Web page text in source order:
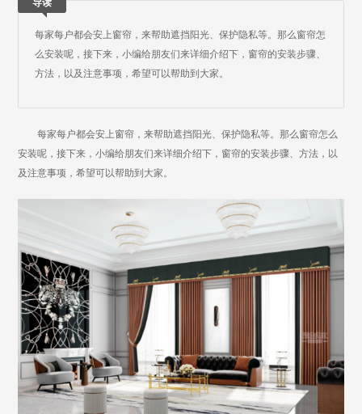
每家每户都会安上窗帘，来帮助遮挡阳光、保护隐私等。那么窗帘怎
么安装呢，接下来，小编给朋友们来详细介绍下，窗帘的安装步骤、
方法，以及注意事项，希望可以帮助到大家。
每家每户都会安上窗帘，来帮助遮挡阳光、保护隐私等。那么窗帘怎么
安装呢，接下来，小编给朋友们来详细介绍下，窗帘的安装步骤、方法，以
及注意事项，希望可以帮助到大家。